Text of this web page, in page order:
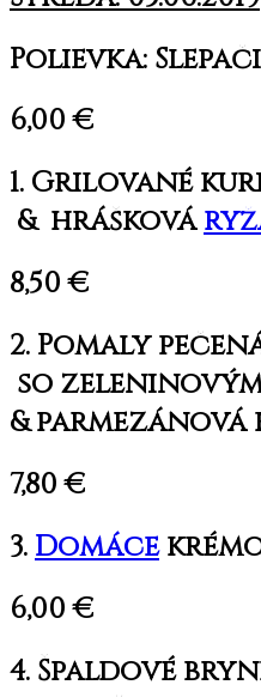
Polievka:
6,00 €
1. Grilované
& hrášková
8,50 €
2. Pomaly
so
&
7,80 €
3. Domáce
6,00 €
4. Špaldové